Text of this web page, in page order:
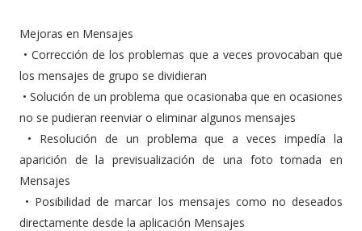
Mejoras en Mensajes
• Corrección de los problemas que a veces provocaban que
los mensajes de grupo se dividieran
• Solución de un problema que ocasionaba que en ocasiones
no se pudieran reenviar o eliminar algunos mensajes
•
Resolución de un problema que a veces impedía la
aparición de la previsualización de una foto tomada en
Mensajes
• Posibilidad de marcar los mensajes como no deseados
directamente desde la aplicación Mensajes